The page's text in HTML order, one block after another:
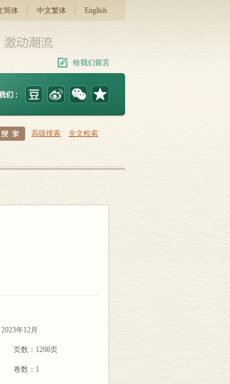
简体 中文繁体 English
给我们留言
高级搜索 全文检索
年12月
页数：1298页
卷数：1